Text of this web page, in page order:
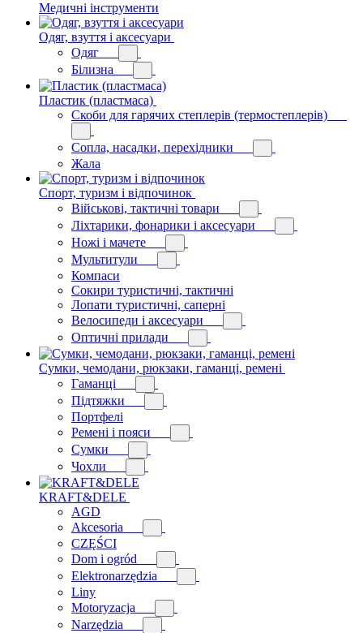
Медичні інструменти
Одяг, взуття і аксесуари
Одяг
Білизна
Пластик (пластмаса)
Скоби для гарячих степлерів (термостеплерів)
Сопла, насадки, перехідники
Жала
Спорт, туризм і відпочинок
Військові, тактичні товари
Ліхтарики, фонарики і аксесуари
Ножі і мачете
Мультитули
Компаси
Сокири туристичні, тактичні
Лопати туристичні, саперні
Велосипеди і аксесуари
Оптичні прилади
Сумки, чемодани, рюкзаки, гаманці, ремені
Гаманці
Підтяжки
Портфелі
Ремені і пояси
Сумки
Чохли
KRAFT&DELE
AGD
Akcesoria
CZĘŚCI
Dom i ogród
Elektronarzędzia
Liny
Motoryzacja
Narzędzia